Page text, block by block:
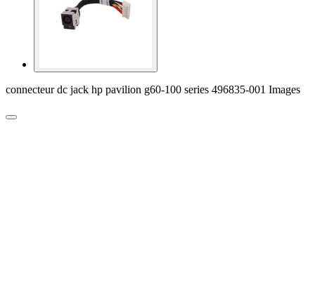
connecteur dc jack hp pavilion g60-100 series 496835-001 Images